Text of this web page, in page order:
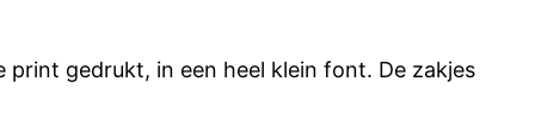
gedrukt, in een heel klein font. De zakjes